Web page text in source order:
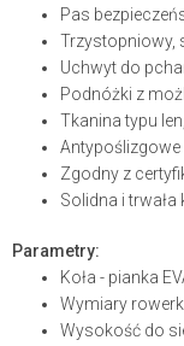
Pas
Trzystopniowy,
Uchwyt do
Podnóżki z
Tkanina typu
Antypoślizgowe
Zgodny z
Solidna i
Parametry:
Koła - pianka
Wymiary
Wysokość do